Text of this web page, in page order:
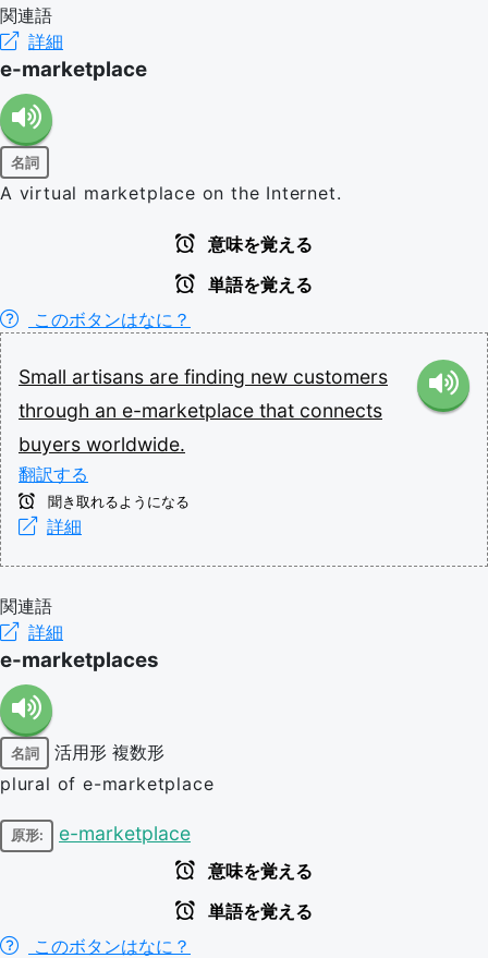
関連語
詳細
e-marketplace
名詞
A virtual marketplace on the Internet.
意味を覚える
単語を覚える
このボタンはなに？
Small artisans are finding new customers
through an e-marketplace that connects
buyers worldwide.
翻訳する
聞き取れるようになる
詳細
関連語
詳細
e-marketplaces
名詞 活用形 複数形
plural of e-marketplace
原形: e-marketplace
意味を覚える
単語を覚える
このボタンはなに？